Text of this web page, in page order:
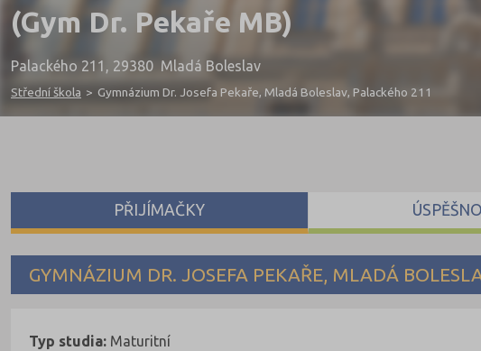
(Gym Dr. Pekaře MB)
Palackého 211, 29380 Mladá Boleslav
Střední škola > Gymnázium Dr. Josefa Pekaře, Mladá Boleslav, Palackého 211
GYMNÁZIUM DR. JOSEFA PEKAŘE, MLADÁ
Typ studia: Maturitní
PŘIJÍMAČKY